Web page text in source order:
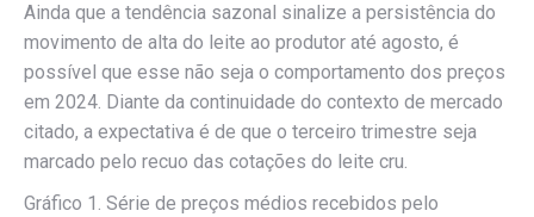
Ainda que a tendência sazonal sinalize a persistência do
movimento de alta do leite ao produtor até agosto, é
possível que esse não seja o comportamento dos preços
em 2024. Diante da continuidade do contexto de mercado
citado, a expectativa é de que o terceiro trimestre seja
marcado pelo recuo das cotações do leite cru.
Gráfico 1. Série de preços médios recebidos pelo